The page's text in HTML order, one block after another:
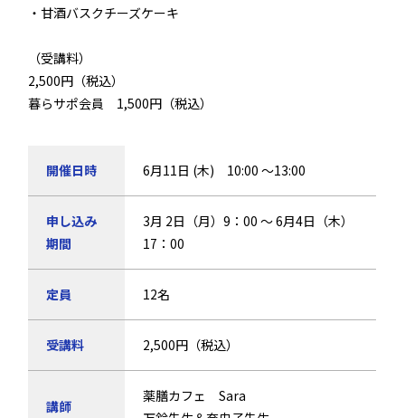
・甘酒バスクチーズケーキ
（受講料）
2,500円（税込）
暮らサポ会員 1,500円（税込）
開催日時 6月11日 (木) 10:00 ～13:00
申し込み
期間
3月 2日（月）9：00 ～ 6月4日（木）
17：00
定員 12名
受講料 2,500円（税込）
講師
薬膳カフェ Sara